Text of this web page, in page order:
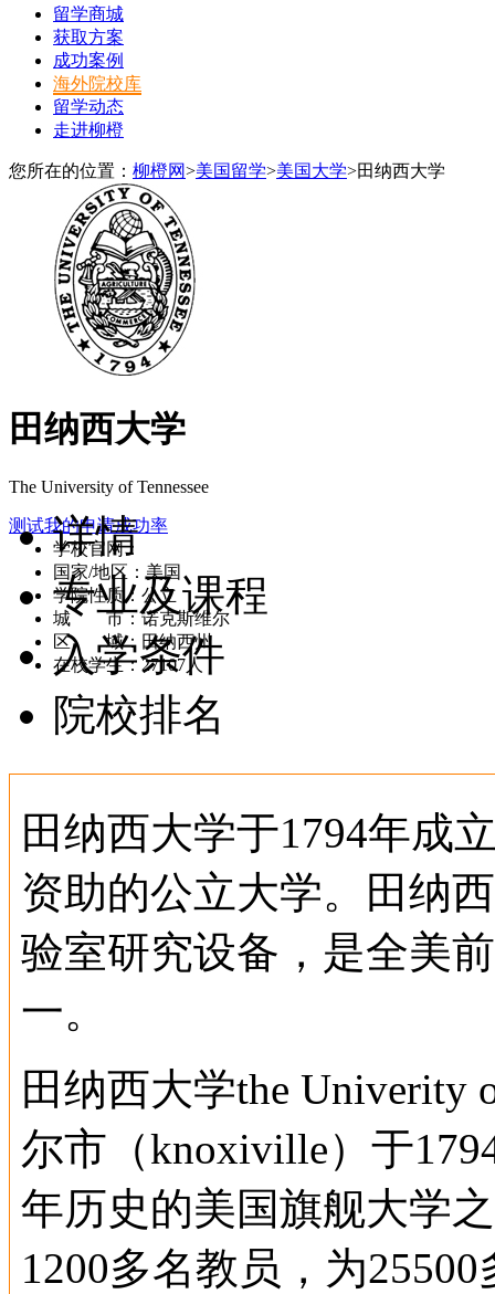
留学商城
获取方案
成功案例
海外院校库
留学动态
走进柳橙
您所在的位置： 柳橙网>美国留学>美国大学>田纳西大学
田纳西大学
The University of Tennessee
测试我的申请成功率
学校官网：
国家/地区：美国
学院性质：公立
城 市：诺克斯维尔
区 域：田纳西州
在校学生：27107人
详情
专业及课程
入学条件
院校排名
田纳西大学于1794年成
资助的公立大学。田纳
验室研究设备，是全美
一。
田纳西大学the Univerity
尔市（knoxiville）于
年历史的美国旗舰大学
1200多名教员，为